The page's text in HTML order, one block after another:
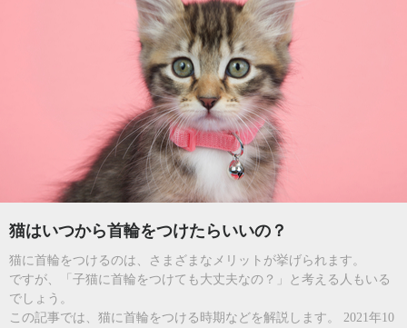
猫はいつから首輪をつけたらいいの？
猫に首輪をつけるのは、さまざまなメリットが挙げられます。
ですが、「子猫に首輪をつけても大丈夫なの？」と考える人もいる
でしょう。
この記事では、猫に首輪をつける時期などを解説します。 2021年10